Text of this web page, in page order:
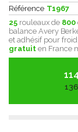
Référence T1967
25 rouleaux de 800
balance Avery
et adhésif pour
gratuit en France